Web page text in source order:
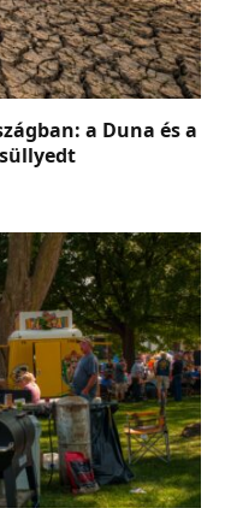
a Duna és a